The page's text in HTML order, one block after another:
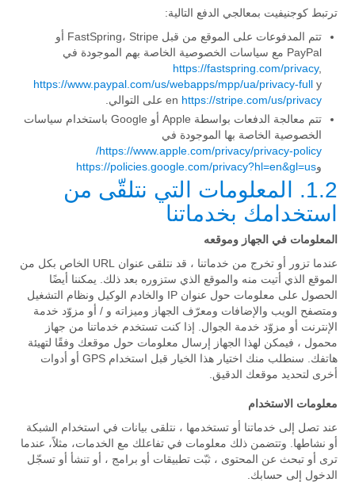
ترتبط كوجنيفيت بمعالجي الدفع التالية:
تتم المدفوعات على الموقع من قبل FastSpring، Stripe أو
PayPal مع سياسات الخصوصية الخاصة بهم الموجودة في
https://fastspring.com/privacy,
https://www.paypal.com/us/webapps/mpp/ua/privacy-fully
en https://stripe.com/us/privacy
على التوالي.
تتم معالجة الدفعات بواسطة Apple أو Google باستخدام سياسات
الخصوصية الخاصة بها الموجودة في
https://www.apple.com/privacy/privacy-policy/
وhttps://policies.google.com/privacy?hl=en&gl=us
1.2. المعلومات التي نتلقّى من
استخدامك بخدماتنا
المعلومات في الجهاز وموقعه
عندما تزور أو تخرج من خدماتنا ، قد نتلقى عنوان URL الخاص بكل من
الموقع الذي أتيت منه والموقع الذي ستزوره بعد ذلك. يمكننا أيضًا
الحصول على معلومات حول عنوان IP والخادم الوكيل ونظام التشغيل
ومتصفح الويب والإضافات ومعرّف الجهاز وميزاته و / أو مزوّد خدمة
الإنترنت أو مزوّد خدمة الجوال. إذا كنت تستخدم خدماتنا من جهاز
محمول ، فيمكن لهذا الجهاز إرسال معلومات حول موقعك وفقًا لتهيئة
هاتفك. سنطلب منك اختيار هذا الخيار قبل استخدام GPS أو أدوات
أخرى لتحديد موقعك الدقيق.
معلومات الاستخدام
عند تصل إلى خدماتنا أو تستخدمها ، نتلقى بيانات في استخدام الشبكة
أو نشاطها. وتتضمن ذلك معلومات في تفاعلك مع الخدمات، مثلاً، عندما
ترى أو تبحث عن المحتوى ، ثبّت تطبيقات أو برامج ، أو تنشأ أو تسجّل
الدخول إلى حسابك.